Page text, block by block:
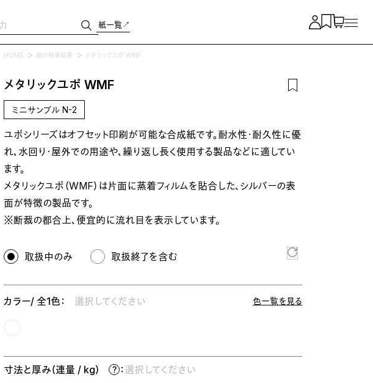
紙一覧↗︎
HOME 紙の検索結果 メタリックユポ WMF
メタリックユポ WMF
ミニサンプル N-2
ユポシリーズはオフセット印刷が可能な合成紙です。耐水性・耐久性に優
れ、水回り・屋外での用途や、繰り返し長く使用する製品などに適してい
ます。
メタリックユポ（WMF）は片面に蒸着フィルムを貼合した、シルバーの表
面が特徴の製品です。
※断裁の都合上、便宜的に流れ目を表示しています。
取扱中のみ 取扱終了を含む
カラー/ 全1色： 選択してください 色一覧を見る
寸法と厚み（連量 / kg） ： 選択してください